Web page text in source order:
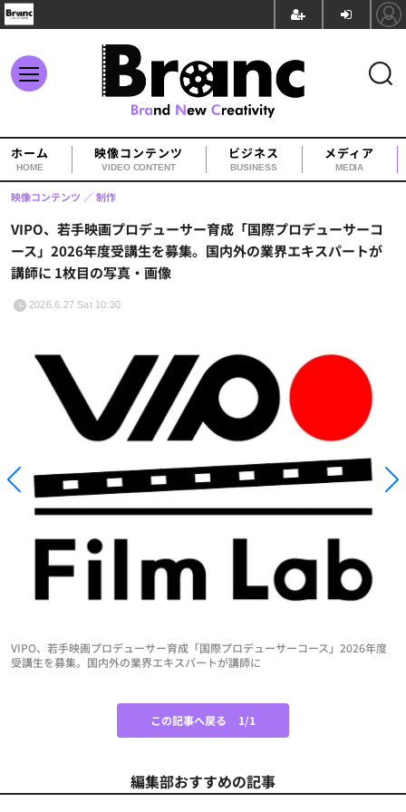
ホーム
HOME
映像コンテンツ
VIDEO CONTENT
ビジネス
BUSINESS
メディア
MEDIA
VIPO、若手映画プロデューサー育成「国際プロデューサーコ
ース」2026年度受講生を募集。国内外の業界エキスパートが
講師に 1枚目の写真・画像
映像コンテンツ 制作
2026.6.27 Sat 10:30
VIPO、若手映画プロデューサー育成「国際プロデューサーコース」2026年度
受講生を募集。国内外の業界エキスパートが講師に
この記事へ戻る 1/1
編集部おすすめの記事